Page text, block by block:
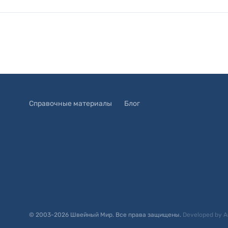
Справочные материалы Блог
© 2003-2026 Швейный Мир. Все права защищены. Developed by